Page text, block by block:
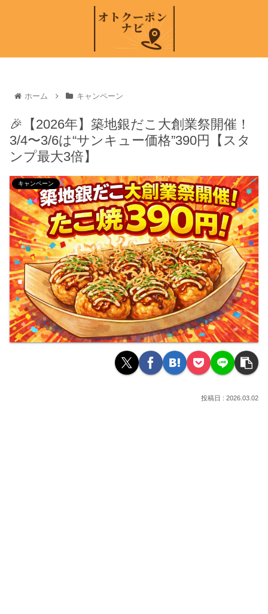
ホーム キャンペーン
🎉【2026年】築地銀だこ大創業祭開催！
3/4〜3/6は“サンキュー価格”390円【スタ
ンプ最大3倍】
キャンペーン
2026.03.02